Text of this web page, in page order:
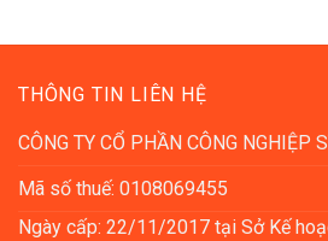
THÔNG TIN LIÊN HỆ
CÔNG TY CỔ PHẦN CÔNG NGHIỆP
Mã số thuế: 0108069455
Ngày cấp: 22/11/2017 tại Sở Kế